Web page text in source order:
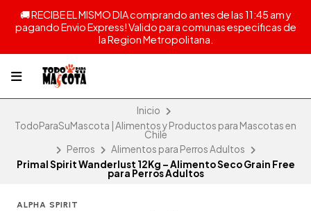
🚚 RECIBE EL MISMO DIA comprando antes de las 11:45 am y
pagando Envio Express! Valido para comunas especificas de
la Region Metropolitana.
Inicio
TodoParaSuMascota | Alimentos y Productos para Mascotas en
Chile
Perros
Alimentos para Perros Adultos
Primal Spirit Wanderlust 12Kg – Alimento Seco Grain Free
para Perros Adultos
ALPHA SPIRIT